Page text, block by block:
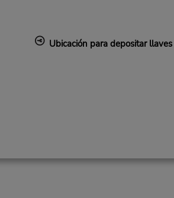
Ubicación para depositar llaves